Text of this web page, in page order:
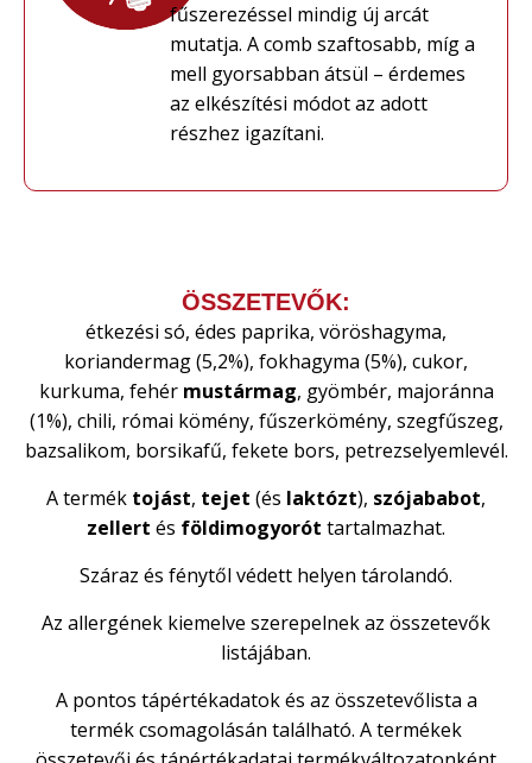
fűszerezéssel mindig új arcát
mutatja. A comb szaftosabb, míg a
mell gyorsabban átsül – érdemes
az elkészítési módot az adott
részhez igazítani.
ÖSSZETEVŐK:
étkezési só, édes paprika, vöröshagyma,
koriandermag (5,2%), fokhagyma (5%), cukor,
kurkuma, fehér mustármag, gyömbér, majoránna
(1%), chili, római kömény, fűszerkömény, szegfűszeg,
bazsalikom, borsikafű, fekete bors, petrezselyemlevél.
A termék tojást, tejet (és laktózt), szójababot,
zellert és földimogyorót tartalmazhat.
Száraz és fénytől védett helyen tárolandó.
Az allergének kiemelve szerepelnek az összetevők
listájában.
A pontos tápértékadatok és az összetevőlista a
termék csomagolásán található. A termékek